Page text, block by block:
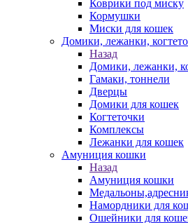
Коврики под миску
Кормушки
Миски для кошек
Домики, лежанки,
Назад
Домики, лежанки,
Гамаки, тоннели
Дверцы
Домики для кошек
Когтеточки
Комплексы
Лежанки для кошек
Амуниция кошки
Назад
Амуниция кошки
Намордники для
Ошейники для